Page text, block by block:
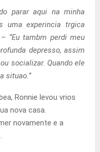
parar aqui na minha
uma experincia trgica
– “Eu tambm perdi meu
depresso, assim
socializar. Quando ele
situao.”
Ronnie levou vrios
nova casa.
novamente e a